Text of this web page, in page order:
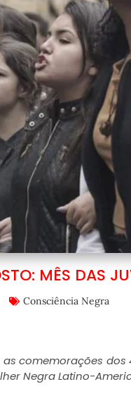
MÊS DAS
Consciência Negra
comemorações
Negra Latino-